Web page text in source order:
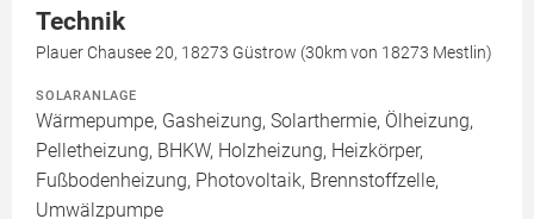
Technik
Plauer Chausee 20, 18273 Güstrow (30km von 18273 Mestlin)
SOLARANLAGE
Wärmepumpe, Gasheizung, Solarthermie, Ölheizung,
Pelletheizung, BHKW, Holzheizung, Heizkörper,
Fußbodenheizung, Photovoltaik, Brennstoffzelle,
Umwälzpumpe